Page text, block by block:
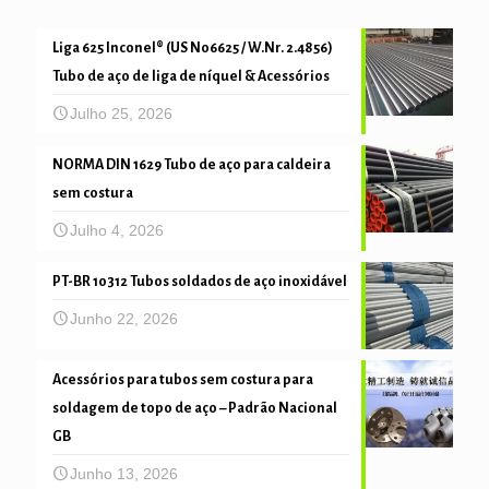
Liga 625 Inconel® (US N06625 / W.Nr. 2.4856)
Tubo de aço de liga de níquel & Acessórios
Julho 25, 2026
NORMA DIN 1629 Tubo de aço para caldeira
sem costura
Julho 4, 2026
PT-BR 10312 Tubos soldados de aço inoxidável
Junho 22, 2026
Acessórios para tubos sem costura para
soldagem de topo de aço – Padrão Nacional
GB
Junho 13, 2026